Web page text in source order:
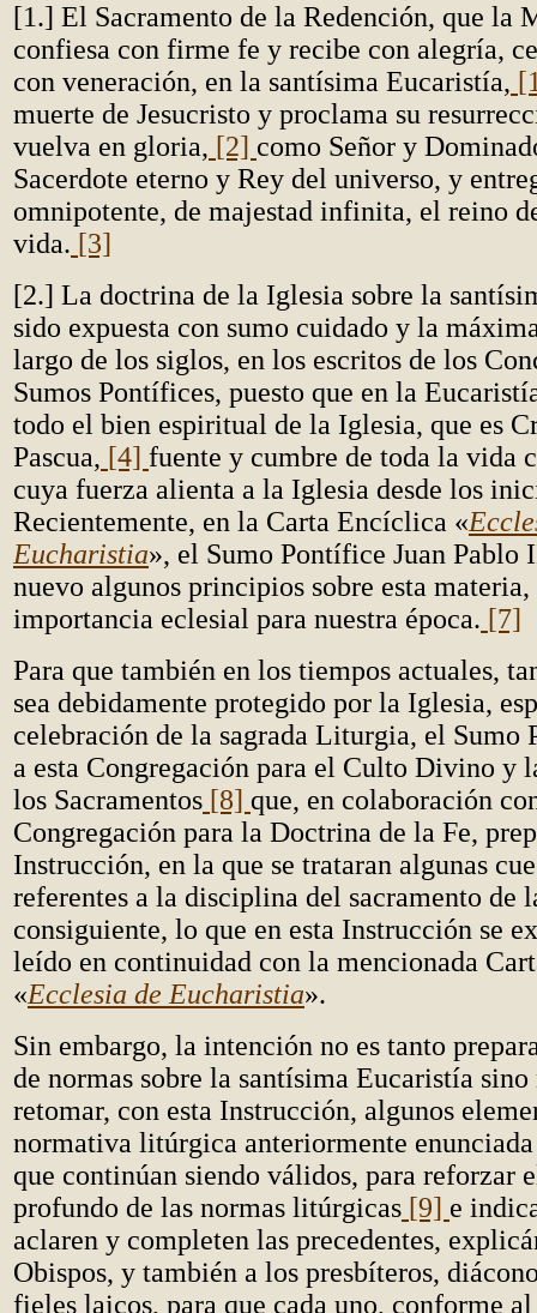
[1.] El Sacramento de la Redención, que la
confiesa con firme fe y recibe con alegría,
con veneración, en la santísima Eucaristía,
muerte de Jesucristo y proclama su
vuelva en gloria, [2] como Señor y
Sacerdote eterno y Rey del universo, y
omnipotente, de majestad infinita, el reino
vida. [3]
[2.] La doctrina de la Iglesia sobre la
sido expuesta con sumo cuidado y la
largo de los siglos, en los escritos de los
Sumos Pontífices, puesto que en la
todo el bien espiritual de la Iglesia, que es
Pascua, [4] fuente y cumbre de toda la vida
cuya fuerza alienta a la Iglesia desde los
Recientemente, en la Carta Encíclica «
Eucharistia», el Sumo Pontífice Juan Pablo
nuevo algunos principios sobre esta materia,
importancia eclesial para nuestra época. [7]
Para que también en los tiempos actuales,
sea debidamente protegido por la Iglesia,
celebración de la sagrada Liturgia, el Sumo
a esta Congregación para el Culto Divino y
los Sacramentos [8] que, en colaboración
Congregación para la Doctrina de la Fe,
Instrucción, en la que se trataran algunas
referentes a la disciplina del sacramento de
consiguiente, lo que en esta Instrucción se
leído en continuidad con la mencionada
«Ecclesia de Eucharistia».
Sin embargo, la intención no es tanto
de normas sobre la santísima Eucaristía sino
retomar, con esta Instrucción, algunos
normativa litúrgica anteriormente
que continúan siendo válidos, para reforzar
profundo de las normas litúrgicas [9] e
aclaren y completen las precedentes,
Obispos, y también a los presbíteros,
fieles laicos, para que cada uno, conforme